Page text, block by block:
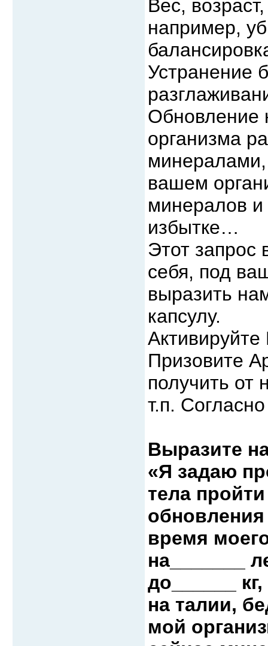
Вес,
например,
Устранение
Обновление
организма
минералами,
вашем
минералов и
избытке…
Этот запрос
себя, под
выразить
капсулу.
Призовите
получить от
т.п.
Выразите
«Я задаю
тела
обновления
время
на_______
до______
на талии,
мой